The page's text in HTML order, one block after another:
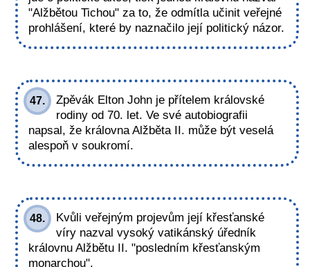
"Alžbětou Tichou" za to, že odmítla učinit veřejné
prohlášení, které by naznačilo její politický názor.
47.
Zpěvák Elton John je přítelem královské
rodiny od 70. let. Ve své autobiografii
napsal, že královna Alžběta II. může být veselá
alespoň v soukromí.
48.
Kvůli veřejným projevům její křesťanské
víry nazval vysoký vatikánský úředník
královnu Alžbětu II. "posledním křesťanským
monarchou".